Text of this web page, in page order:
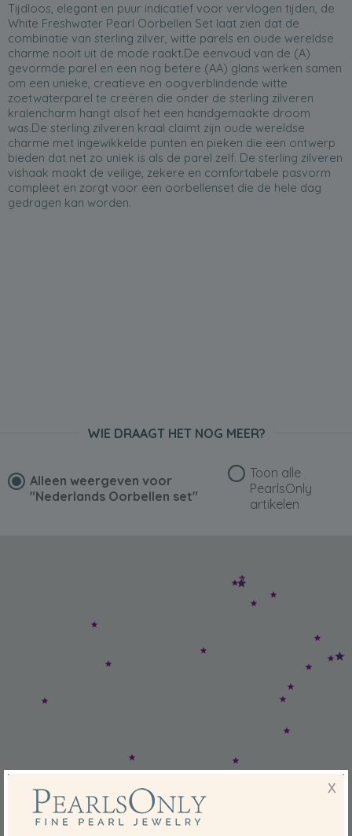
Tijdloos, elegant en puur indicatief voor vervlogen tijden, de
White Freshwater Pearl Oorbellen Set laat zien dat de
combinatie van sterling zilver, witte parels en oude wereldse
charme nooit uit de mode raakt.De eenvoud van de (A)
gevormde parel en een nog betere (AA) glans werken samen
om een unieke, creatieve en oogverblindende witte
zoetwaterparel te creëren die onder de sterling zilveren
kralencharm hangt alsof het een handgemaakte droom
was.De sterling zilveren kraal claimt zijn oude wereldse
charme met ingewikkelde punten en pieken die een ontwerp
bieden dat net zo uniek is als de parel zelf. De sterling zilveren
vishaak maakt de veilige, zekere en comfortabele pasvorm
compleet en zorgt voor een oorbellenset die de hele dag
gedragen kan worden.
WIE DRAAGT HET NOG MEER?
Alleen weergeven voor
"Nederlands Oorbellen set"
Toon alle
PearlsOnly
artikelen
X